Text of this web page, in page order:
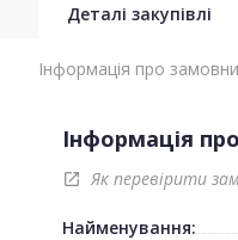
Деталі закупівлі
Інформація про
Інформація
open_in_new Як перевірити
Найменування: